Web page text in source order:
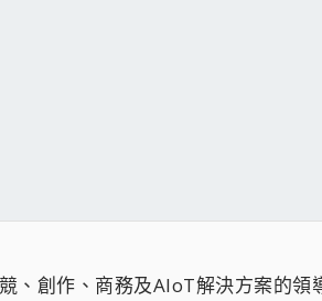
、創作、商務及AIoT解決方案的